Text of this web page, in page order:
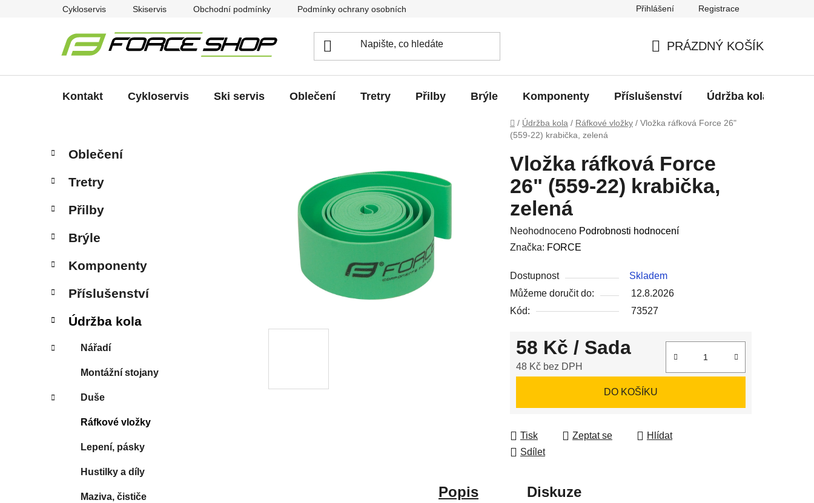
Cykloservis Skiservis Obchodní podmínky Podmínky ochrany osobních údajů Přihlášení Registrace
KOŠÍK
PRÁZDNÝ KOŠÍK
Kontakt Cykloservis Ski servis Oblečení Tretry Přilby Brýle Komponenty Příslušenství Údržba kola
Domů
/ Údržba kola / Ráfkové vložky / Vložka ráfková Force 26"
(559-22) krabička, zelená
P
s
r
n
n
p
n
l
kategorie
a
e
o
i
Oblečení
Tretry
Přilby
Brýle
Komponenty
Příslušenství
Údržba kola
Nářadí
Montážní stojany
Duše
Ráfkové vložky
Lepení, pásky
Hustilky a díly
Maziva, čističe
Vložka ráfková Force
26" (559-22) krabička,
zelená
Průměrné
hodnocení
je
0,0
z
hvězdiček.
Neohodnoceno Podrobnosti hodnocení
Značka: FORCE
Dostupnost
Skladem
Můžeme doručit do:
12.8.2026
Kód:
73527
58 Kč / Sada
48 Kč bez DPH
DO KOŠÍKU
Tisk Zeptat se
Hlídat
Sdílet
Popis Diskuze